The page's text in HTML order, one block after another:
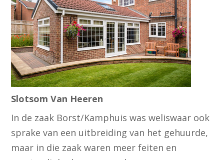
Slotsom Van Heeren
In de zaak Borst/Kamphuis was weliswaar ook
sprake van een uitbreiding van het gehuurde,
maar in die zaak waren meer feiten en